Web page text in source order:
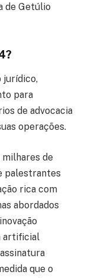
de Getúlio
jurídico,
para
de advocacia
operações.
de
palestrantes
rica com
abordados
artificial
que o